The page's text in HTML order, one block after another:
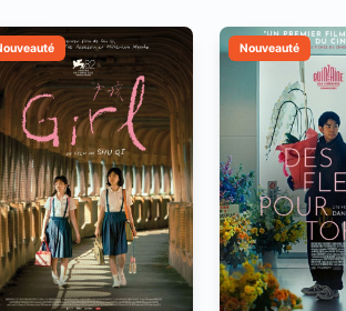
Nouveauté